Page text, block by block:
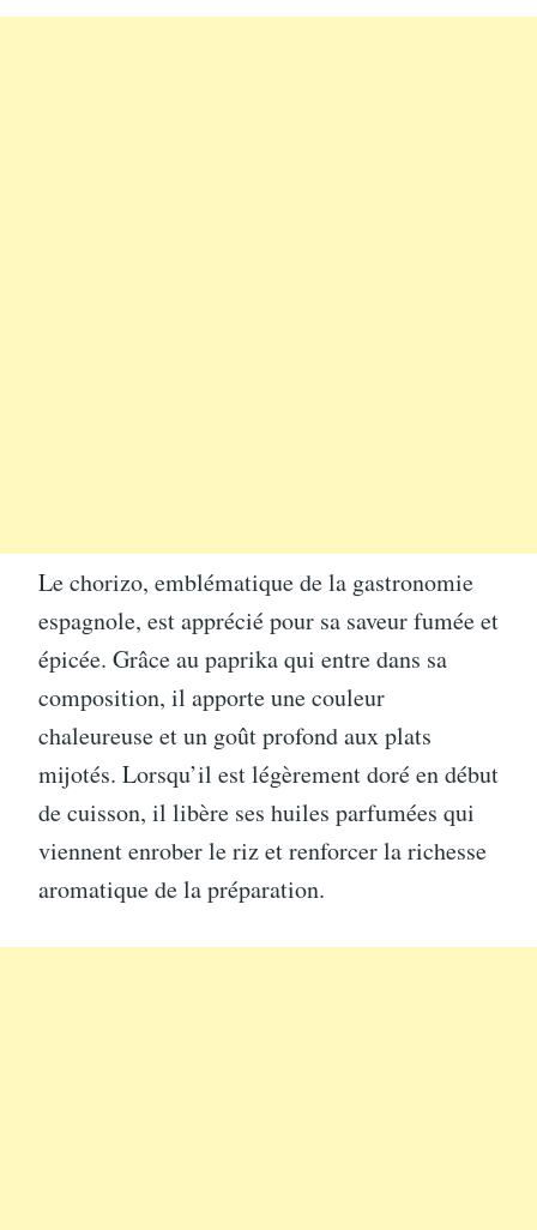
Le chorizo, emblématique de la gastronomie
espagnole, est apprécié pour sa saveur fumée et
épicée. Grâce au paprika qui entre dans sa
composition, il apporte une couleur
chaleureuse et un goût profond aux plats
mijotés. Lorsqu’il est légèrement doré en début
de cuisson, il libère ses huiles parfumées qui
viennent enrober le riz et renforcer la richesse
aromatique de la préparation.